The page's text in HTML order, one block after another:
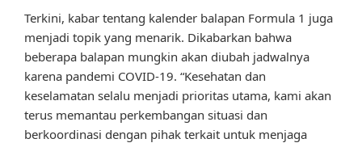
Terkini, kabar tentang kalender balapan Formula 1 juga
menjadi topik yang menarik. Dikabarkan bahwa
beberapa balapan mungkin akan diubah jadwalnya
karena pandemi COVID-19. “Kesehatan dan
keselamatan selalu menjadi prioritas utama, kami akan
terus memantau perkembangan situasi dan
berkoordinasi dengan pihak terkait untuk menjaga